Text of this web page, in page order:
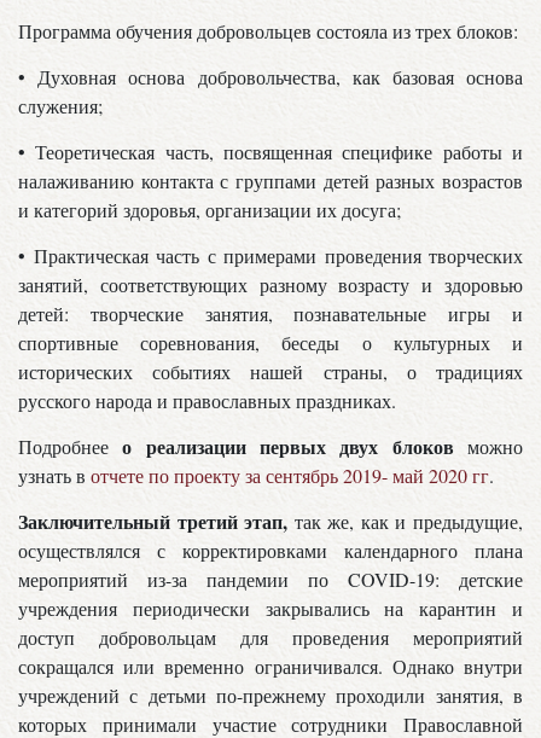
Программа обучения добровольцев состояла из трех блоков:
• Духовная основа добровольчества, как базовая основа
служения;
• Теоретическая часть, посвященная специфике работы и
налаживанию контакта с группами детей разных возрастов
и категорий здоровья, организации их досуга;
• Практическая часть с примерами проведения творческих
занятий, соответствующих разному возрасту и здоровью
детей: творческие занятия, познавательные игры и
спортивные соревнования, беседы о культурных и
исторических событиях нашей страны, о традициях
русского народа и православных праздниках.
Подробнеео реализации первых двух блоковможно
узнать в отчете по проекту за сентябрь 2019- май 2020 гг.
Заключительный третий этап, так же, как и предыдущие,
осуществлялся с корректировками календарного плана
мероприятий из-за пандемии по COVID-19: детские
учреждения периодически закрывались на карантин и
доступ добровольцам для проведения мероприятий
сокращался или временно ограничивался. Однако внутри
учреждений с детьми по-прежнему проходили занятия, в
которых принимали участие сотрудники Православной